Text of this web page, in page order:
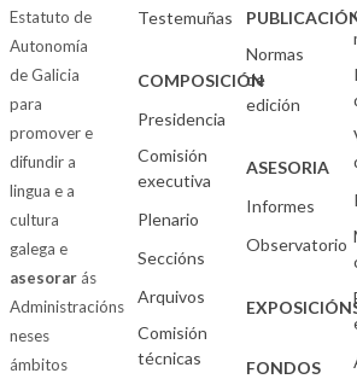
Estatuto de
Autonomía
de Galicia
para
promover e
difundir a
lingua e a
cultura
galega e
asesorarás
Administracións
neses
ámbitos
Testemuñas
COMPOSICIÓN
Presidencia
Comisión
executiva
Plenario
Seccións
Arquivos
Comisión
técnicas
Normas
de
edición
ASESORIA
Informes
Observatorio
FONDOS